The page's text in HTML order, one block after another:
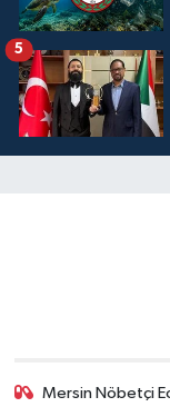
5
Mersin Nöbetçi